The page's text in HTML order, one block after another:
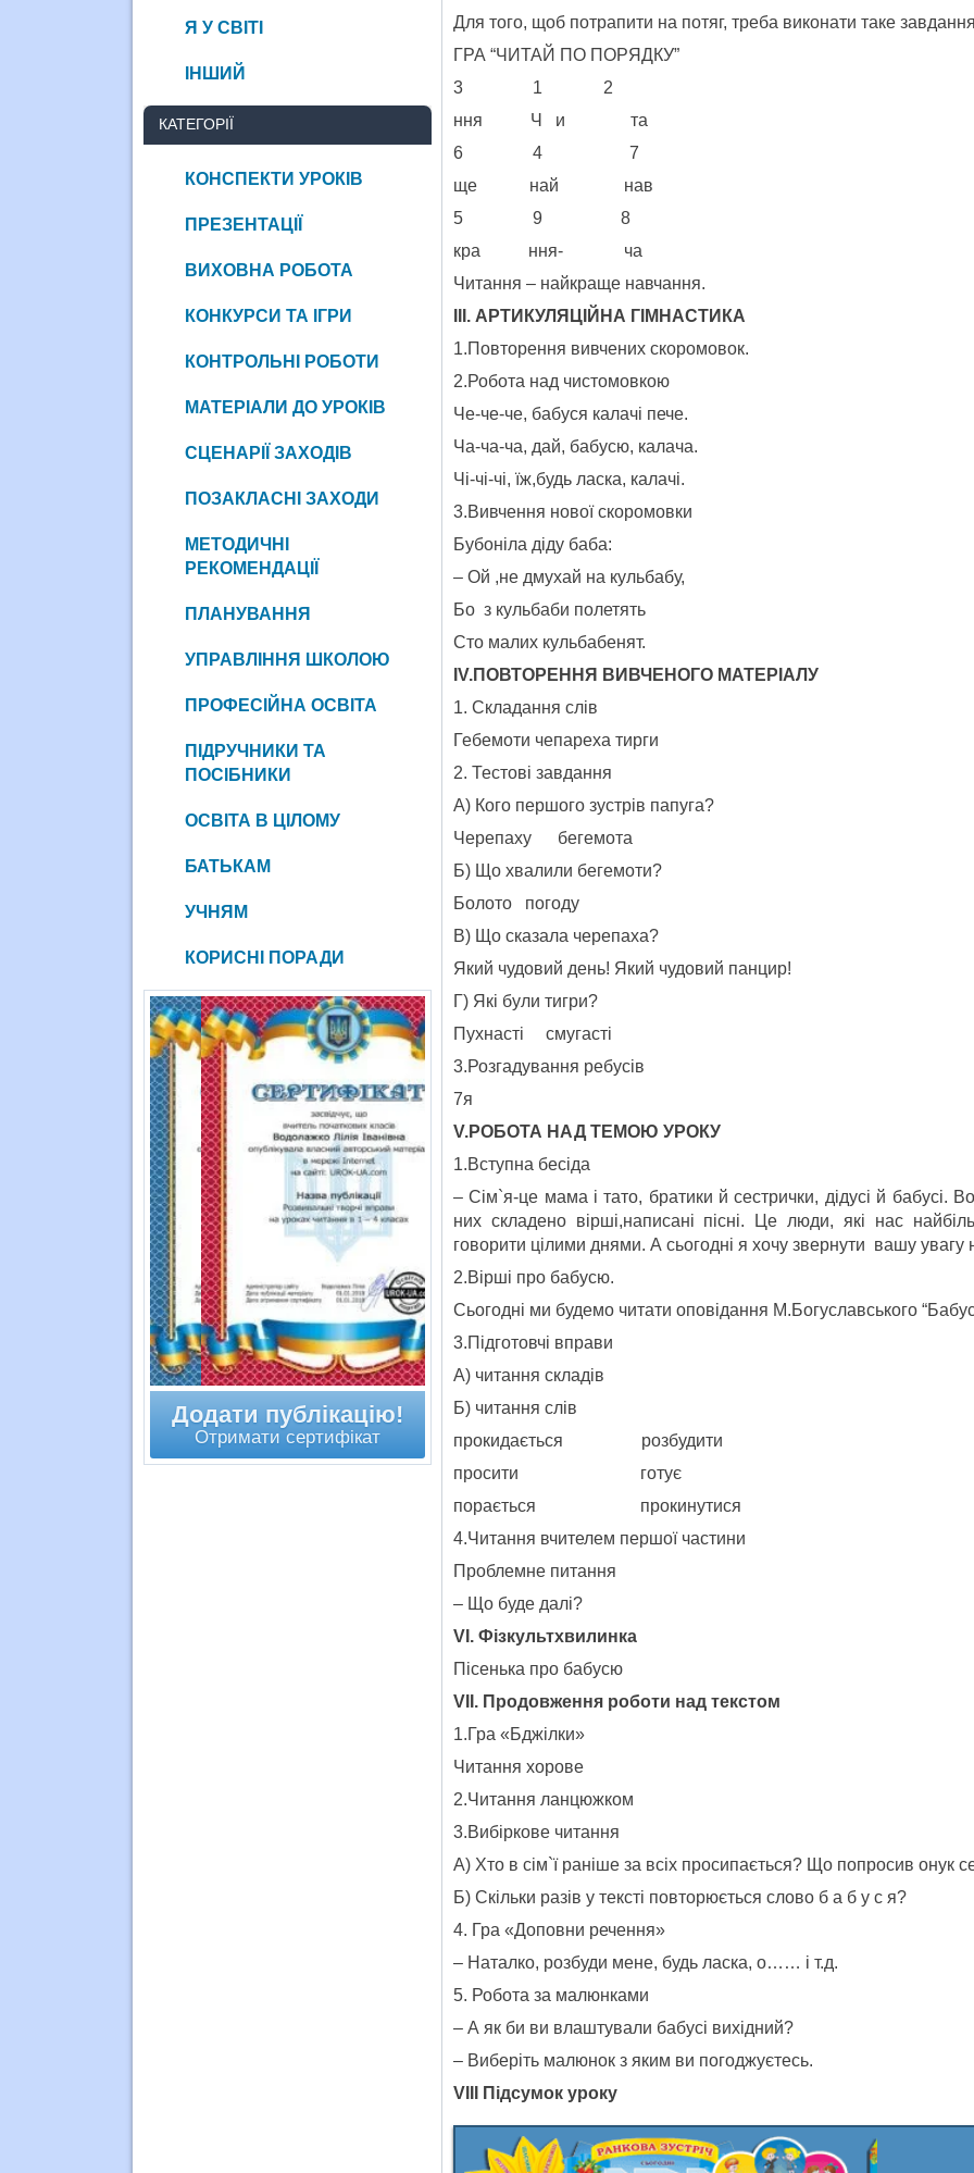
Для того, щоб потрапити на потяг, треба виконати таке
ГРА “ЧИТАЙ ПО ПОРЯДКУ”
3 1 2
ння Ч и та
6 4 7
ще най нав
5 9 8
кра ння- ча
Читання – найкраще навчання.
ІІІ. АРТИКУЛЯЦІЙНА ГІМНАСТИКА
1.Повторення вивчених скоромовок.
2.Робота над чистомовкою
Че-че-че, бабуся калачі пече.
Ча-ча-ча, дай, бабусю, калача.
Чі-чі-чі, їж,будь ласка, калачі.
3.Вивчення нової скоромовки
Бубоніла діду баба:
– Ой ,не дмухай на кульбабу,
Бо з кульбаби полетять
Сто малих кульбабенят.
ІV.ПОВТОРЕННЯ ВИВЧЕНОГО МАТЕРІАЛУ
1. Складання слів
Гебемоти чепареха тирги
2. Тестові завдання
А) Кого першого зустрів папуга?
Черепаху бегемота
Б) Що хвалили бегемоти?
Болото погоду
В) Що сказала черепаха?
Який чудовий день! Який чудовий панцир!
Г) Які були тигри?
Пухнасті смугасті
3.Розгадування ребусів
7я
V.РОБОТА НАД ТЕМОЮ УРОКУ
1.Вступна бесіда
– Сім`я-це мама і тато, братики й сестрички, дідусі й бабусі.
них складено вірші,написані пісні. Це люди, які нас
говорити цілими днями. А сьогодні я хочу звернути вашу
2.Вірші про бабусю.
Сьогодні ми будемо читати оповідання М.Богуславського
3.Підготовчі вправи
А) читання складів
Б) читання слів
прокидається розбудити
просити готує
порається прокинутися
4.Читання вчителем першої частини
Проблемне питання
– Що буде далі?
VІ. Фізкультхвилинка
Пісенька про бабусю
VІІ. Продовження роботи над текстом
1.Гра «Бджілки»
Читання хорове
2.Читання ланцюжком
3.Вибіркове читання
А) Хто в сім`ї раніше за всіх просипається? Що попросив онук
Б) Скільки разів у тексті повторюється слово б а б у с я?
4. Гра «Доповни речення»
– Наталко, розбуди мене, будь ласка, о…… і т.д.
5. Робота за малюнками
– А як би ви влаштували бабусі вихідний?
– Виберіть малюнок з яким ви погоджуєтесь.
VІІІ Підсумок уроку
Я У СВІТІ
ІНШИЙ
КАТЕГОРІЇ
КОНСПЕКТИ УРОКІВ
ПРЕЗЕНТАЦІЇ
ВИХОВНА РОБОТА
КОНКУРСИ ТА ІГРИ
КОНТРОЛЬНІ РОБОТИ
МАТЕРІАЛИ ДО УРОКІВ
СЦЕНАРІЇ ЗАХОДІВ
ПОЗАКЛАСНІ ЗАХОДИ
МЕТОДИЧНІ
РЕКОМЕНДАЦІЇ
ПЛАНУВАННЯ
УПРАВЛІННЯ ШКОЛОЮ
ПРОФЕСІЙНА ОСВІТА
ПІДРУЧНИКИ ТА
ПОСІБНИКИ
ОСВІТА В ЦІЛОМУ
БАТЬКАМ
УЧНЯМ
КОРИСНІ ПОРАДИ
Додати публікацію!
Отримати сертифікат